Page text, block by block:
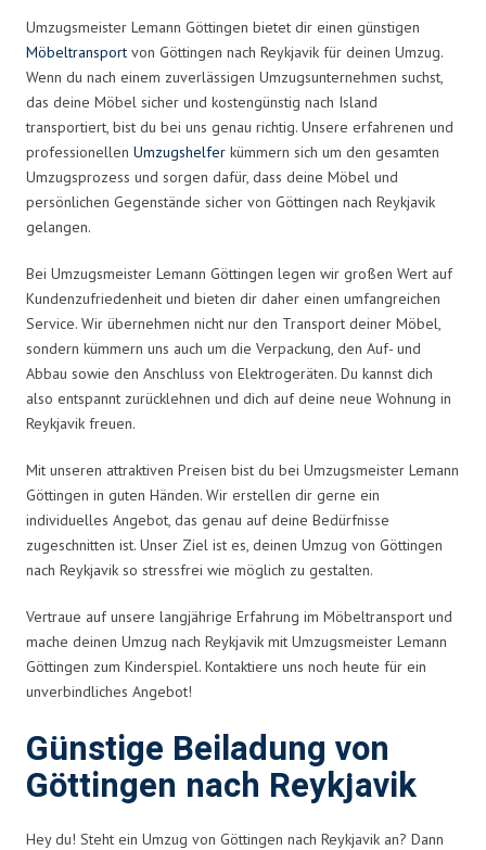
Umzugsmeister Lemann Göttingen bietet dir einen günstigen
Möbeltransport von Göttingen nach Reykjavik für deinen Umzug.
Wenn du nach einem zuverlässigen Umzugsunternehmen suchst,
das deine Möbel sicher und kostengünstig nach Island
transportiert, bist du bei uns genau richtig. Unsere erfahrenen und
professionellen Umzugshelfer kümmern sich um den gesamten
Umzugsprozess und sorgen dafür, dass deine Möbel und
persönlichen Gegenstände sicher von Göttingen nach Reykjavik
gelangen.
Bei Umzugsmeister Lemann Göttingen legen wir großen Wert auf
Kundenzufriedenheit und bieten dir daher einen umfangreichen
Service. Wir übernehmen nicht nur den Transport deiner Möbel,
sondern kümmern uns auch um die Verpackung, den Auf- und
Abbau sowie den Anschluss von Elektrogeräten. Du kannst dich
also entspannt zurücklehnen und dich auf deine neue Wohnung in
Reykjavik freuen.
Mit unseren attraktiven Preisen bist du bei Umzugsmeister Lemann
Göttingen in guten Händen. Wir erstellen dir gerne ein
individuelles Angebot, das genau auf deine Bedürfnisse
zugeschnitten ist. Unser Ziel ist es, deinen Umzug von Göttingen
nach Reykjavik so stressfrei wie möglich zu gestalten.
Vertraue auf unsere langjährige Erfahrung im Möbeltransport und
mache deinen Umzug nach Reykjavik mit Umzugsmeister Lemann
Göttingen zum Kinderspiel. Kontaktiere uns noch heute für ein
unverbindliches Angebot!
Günstige Beiladung von
Göttingen nach Reykjavik
Hey du! Steht ein Umzug von Göttingen nach Reykjavik an? Dann